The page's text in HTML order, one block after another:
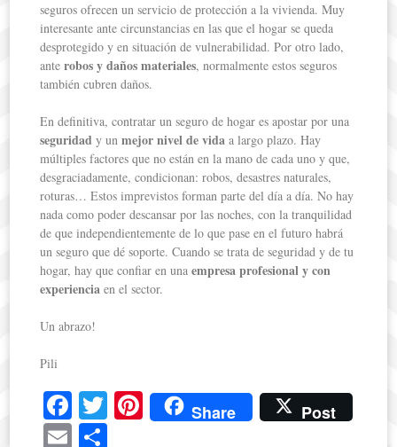
seguros ofrecen un servicio de protección a la vivienda. Muy
interesante ante circunstancias en las que el hogar se queda
desprotegido y en situación de vulnerabilidad. Por otro lado,
anterobos y daños materiales, normalmente estos seguros
también cubren daños.
En definitiva, contratar un seguro de hogar es apostar por una
seguridad y unmejor nivel de vida a largo plazo. Hay
múltiples factores que no están en la mano de cada uno y que,
desgraciadamente, condicionan: robos, desastres naturales,
roturas… Estos imprevistos forman parte del día a día. No hay
nada como poder descansar por las noches, con la tranquilidad
de que independientemente de lo que pase en el futuro habrá
un seguro que dé soporte. Cuando se trata de seguridad y de tu
hogar, hay que confiar en unaempresa profesional y con
experiencia en el sector.
Un abrazo!
Pili
Fa
ce
T Pi
nt
Share Post
E